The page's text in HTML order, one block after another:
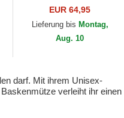
Tropic 507 Navy von
Kangol
EUR 64,95
Lieferung bis Montag,
Aug. 10
darf. Mit ihrem Unisex-
verleiht ihr einen